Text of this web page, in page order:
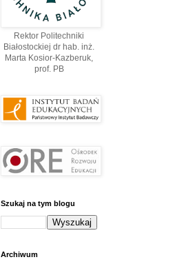
Rektor Politechniki
Białostockiej dr hab. inż.
Marta Kosior-Kazberuk,
prof. PВ
Szukaj na tym blogu
Archiwum